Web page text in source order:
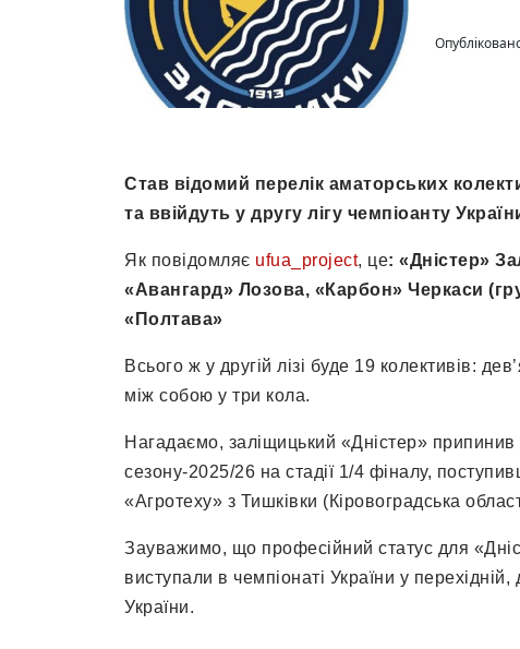
Став відомий перелік аматорських
та ввійдуть у другу лігу чемпіоанту
Як повідомляє ufua_project, це: «Дністер»
«Авангард» Лозова, «Карбон» Черкаси
«Полтава»
Всього ж у другій лізі буде 19 колективів:
між собою у три кола.
Нагадаємо, заліщицький «Дністер» припинив
сезону-2025/26 на стадії 1/4 фіналу,
«Агротеху» з Тишківки (Кіровоградська
Зауважимо, що професійний статус для
виступали в чемпіонаті України у перехідній,
України.